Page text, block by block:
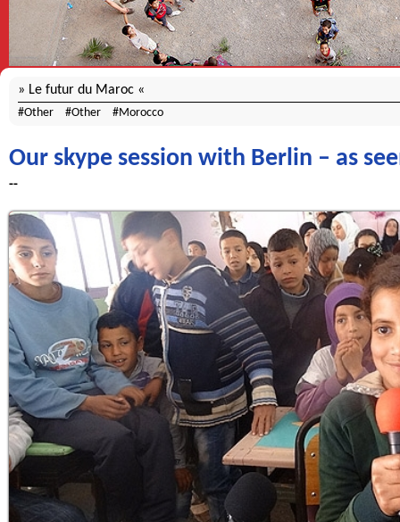
Le futur du Maroc
Other Other Morocco
Our skype session with Berlin – as
--